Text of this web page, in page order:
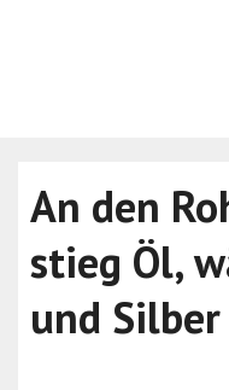
An den
stieg Öl,
und